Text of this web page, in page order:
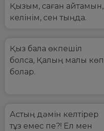
Қызым, саған айтамын,
келінім, сен тыңда.
Қыз бала өкпешіл
болса, Қалың малы көп
болар.
Астың дәмін келтірер
тұз емес пе?! Ел мен